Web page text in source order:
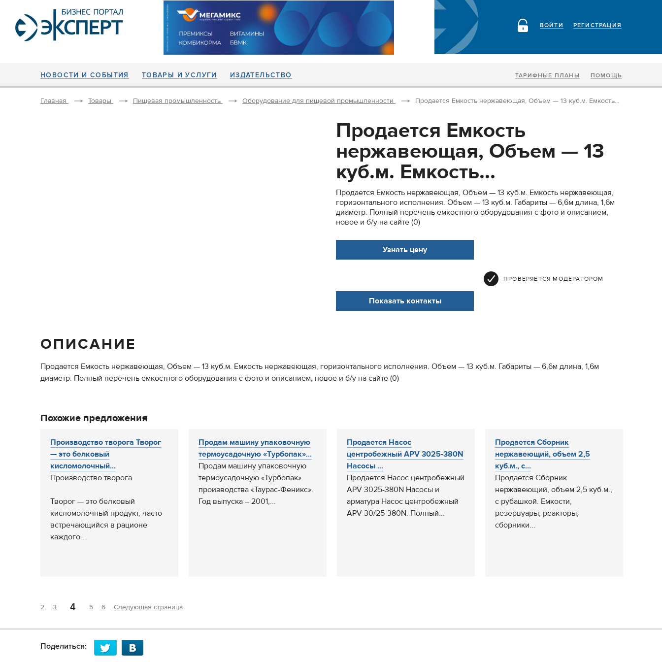
РЕГИСТРАЦИЯ
ВОЙТИ
НОВОСТИ И СОБЫТИЯ ТОВАРЫ И УСЛУГИ ИЗДАТЕЛЬСТВО ТАРИФНЫЕ ПЛАНЫ ПОМОЩЬ
Главная Товары Пищевая промышленность Оборудование для пищевой промышленности Продается Емкость нержавеющая, Объем — 13 куб.м. Емкость...
Продается Емкость
нержавеющая, Объем — 13
куб.м. Емкость...
Продается Емкость нержавеющая, Объем — 13 куб.м. Емкость нержавеющая,
горизонтального исполнения. Объем — 13 куб.м. Габариты — 6,6м длина, 1,6м
диаметр. Полный перечень емкостного оборудования с фото и описанием,
новое и б/у на сайте (0)
Узнать цену
ПРОВЕРЯЕТСЯ МОДЕРАТОРОМ
Показать контакты
ОПИСАНИЕ
Продается Емкость нержавеющая, Объем — 13 куб.м. Емкость нержавеющая, горизонтального исполнения. Объем — 13 куб.м. Габариты — 6,6м длина, 1,6м
диаметр. Полный перечень емкостного оборудования с фото и описанием, новое и б/у на сайте (0)
Похожие предложения
Производство творога Творог
— это белковый
кисломолочный...
Производство творога
Творог — это белковый
кисломолочный продукт, часто
встречающийся в рационе
каждого...
Продам машину упаковочную
термоусадочную «Турбопак»...
Продам машину упаковочную
термоусадочную «Турбопак»
производства «Таурас-Феникс».
Год выпуска – 2001,...
Продается Насос
центробежный APV 3025-380N
Насосы ...
Продается Насос центробежный
APV 3025-380N Насосы и
арматура Насос центробежный
APV 30/25-380N. Полный...
Продается Сборник
нержавеющий, объем 2,5
куб.м., с...
Продается Сборник
нержавеющий, объем 2,5 куб.м.,
с рубашкой. Емкости,
резервуары, реакторы,
сборники...
2 3 4 5 6 Следующая страница
Поделиться: